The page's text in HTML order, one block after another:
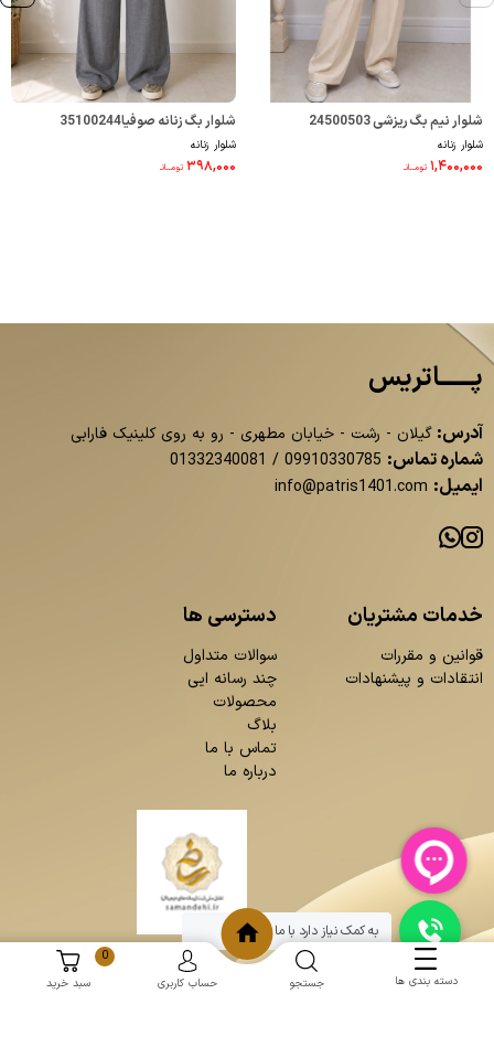
شلوار نیم بگ ریزشی 24500503
شلوار زنانه
۱,۴۰۰,۰۰۰ تومــانـ
شلوار بگ زنانه صوفیا35100244
شلوار زنانه
۳۹۸,۰۰۰ تومــانـ
پــــــاتریس
آدرس: گیلان - رشت - خیابان مطهری - رو به روی کلینیک فارابی
شماره تماس: 09910330785
/
01332340081
ایمیل: info@patris1401.com
خدمات مشتریان
قوانین و مقررات
انتقادات و پیشنهادات
دسترسی ها
سوالات متداول
چند رسانه ایی
محصولات
بلاگ
تماس با ما
درباره ما
دسته بندی ها جستجو حساب کاربری
0
سبد خرید
به کمک نیاز دارد با ما چت کنید